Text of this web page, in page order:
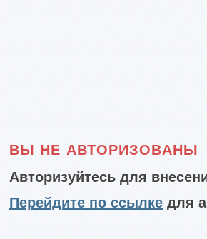
ВЫ НЕ АВТОРИЗОВАНЫ
Авторизуйтесь для
Перейдите по ссылке для